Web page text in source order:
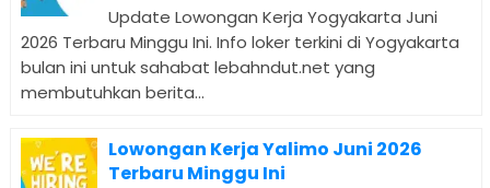
Update Lowongan Kerja Yogyakarta Juni
2026 Terbaru Minggu Ini. Info loker terkini di Yogyakarta
bulan ini untuk sahabat lebahndut.net yang
membutuhkan berita...
Lowongan Kerja Yalimo Juni 2026
Terbaru Minggu Ini